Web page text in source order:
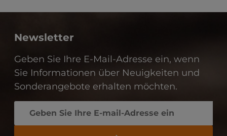
Newsletter
Geben Sie Ihre E-Mail-Adresse ein, wenn
Sie Informationen über Neuigkeiten und
Sonderangebote erhalten möchten.